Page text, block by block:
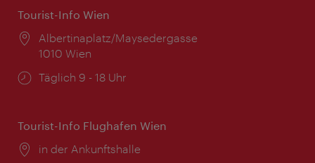
Tourist-Info Wien
Ort:
Albertinaplatz/Maysedergasse
1010 Wien
Öffnungszeiten:
Täglich 9 - 18 Uhr
Tourist-Info Flughafen Wien
Ort:
in der Ankunftshalle